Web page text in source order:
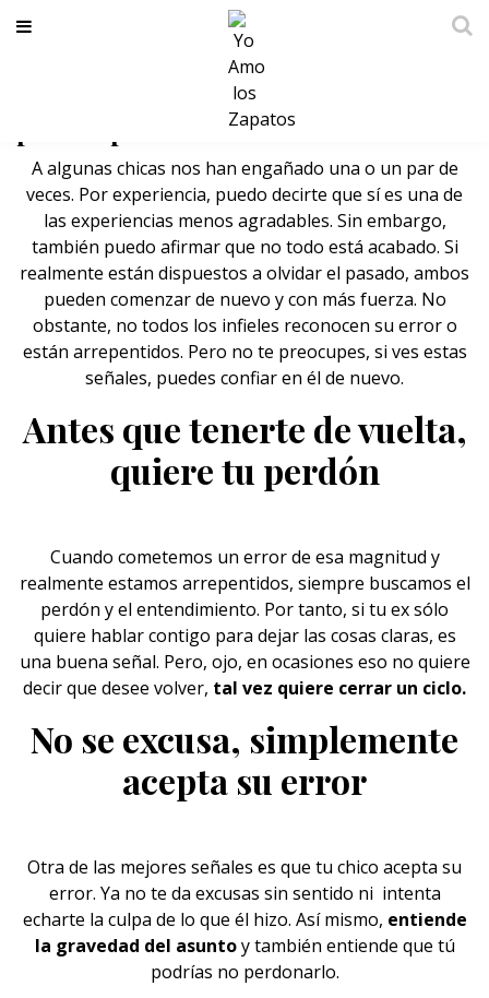
Señales de que él está arrepentido y
puedes perdonar su infidelidad
A algunas chicas nos han engañado una o un par de
veces. Por experiencia, puedo decirte que sí es una de
las experiencias menos agradables. Sin embargo,
también puedo afirmar que no todo está acabado. Si
realmente están dispuestos a olvidar el pasado, ambos
pueden comenzar de nuevo y con más fuerza. No
obstante, no todos los infieles reconocen su error o
están arrepentidos. Pero no te preocupes, si ves estas
señales, puedes confiar en él de nuevo.
Antes que tenerte de vuelta,
quiere tu perdón
Cuando cometemos un errorde esa magnitud y
realmente estamos arrepentidos, siempre buscamos el
perdón y el entendimiento. Por tanto, si tu ex sólo
quiere hablar contigo para dejar las cosas claras, es
una buena señal. Pero, ojo, en ocasiones eso no quiere
decir que desee volver, tal vez quiere cerrar un ciclo.
No se excusa, simplemente
acepta su error
Otra de las mejores señales es que tu chico acepta su
error. Ya no te da excusas sin sentido ni intenta
echarte la culpa de lo que él hizo. Así mismo, entiende
la gravedad del asuntoy también entiende que tú
podrías no perdonarlo.